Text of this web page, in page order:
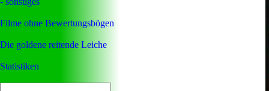
Filme ohne Bewertungsbögen
Die goldene reitende Leiche
Statistiken